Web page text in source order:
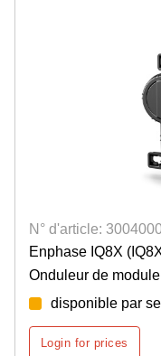
N° d'article:
Enphase IQ8X
Onduleur de
disponible par
Login for prices